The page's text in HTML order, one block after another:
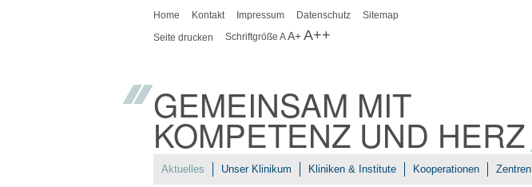
Home Kontakt Impressum Datenschutz
Sitemap
Seite drucken
Schriftgröße A A+A++
GEMEINSAM MIT
KOMPETENZ UND HERZ
Aktuelles Unser Klinikum Kliniken & Institute Kooperationen Zentren